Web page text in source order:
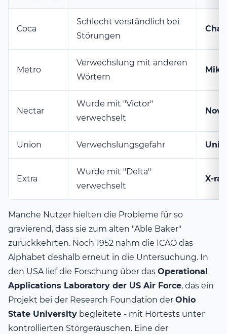
Coca
Schlecht verständlich bei
Störungen
Metro
Verwechslung mit anderen
Wörtern
Mike
Nectar
Wurde mit "Victor"
verwechselt
Union Verwechslungsgefahr
Extra
Wurde mit "Delta"
verwechselt
X-ray
Manche Nutzer hielten die Probleme für so
gravierend, dass sie zum alten "Able Baker"
zurückkehrten. Noch 1952 nahm die ICAO das
Alphabet deshalb erneut in die Untersuchung. In
den USA lief die Forschung über das Operational
Applications Laboratory der US Air Force, das ein
Projekt bei der Research Foundation der Ohio
State University begleitete - mit Hörtests unter
kontrollierten Störgeräuschen. Eine der